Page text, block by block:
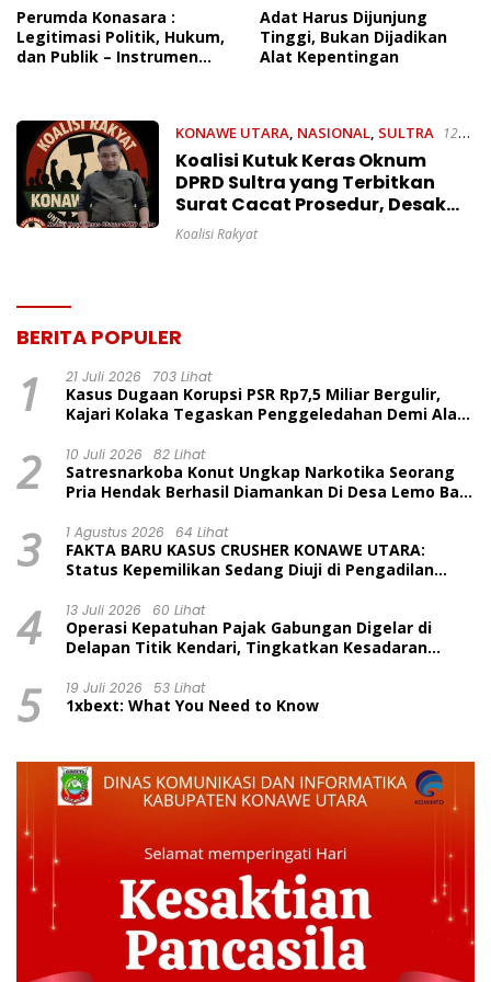
Perumda Konasara :
Legitimasi Politik, Hukum,
dan Publik – Instrumen
Utara
Adat Harus Dijunjung
Tinggi, Bukan Dijadikan
Alat Kepentingan
KONAWE UTARA, NASIONAL, SULTRA
12
September 2025
Koalisi Kutuk Keras Oknum
DPRD Sultra yang Terbitkan
Surat Cacat Prosedur, Desak
Ketua DPRD Segera Bertindak
Koalisi Rakyat
BERITA POPULER
1 21 Juli 2026 703 Lihat
Kasus Dugaan Korupsi PSR Rp7,5 Miliar Bergulir,
Kajari Kolaka Tegaskan Penggeledahan Demi Alat
2 10 Juli 2026 82 Lihat
Satresnarkoba Konut Ungkap Narkotika Seorang
Pria Hendak Berhasil Diamankan Di Desa Lemo Bajo
3 1 Agustus 2026 64 Lihat
FAKTA BARU KASUS CRUSHER KONAWE UTARA:
Status Kepemilikan Sedang Diuji di Pengadilan
Dinilai Prematur
4 13 Juli 2026 60 Lihat
Operasi Kepatuhan Pajak Gabungan Digelar di
Delapan Titik Kendari, Tingkatkan Kesadaran
5 19 Juli 2026 53 Lihat
1xbext: What You Need to Know